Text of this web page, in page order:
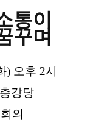
통이
꾸며
) 오후 2시
강당
의